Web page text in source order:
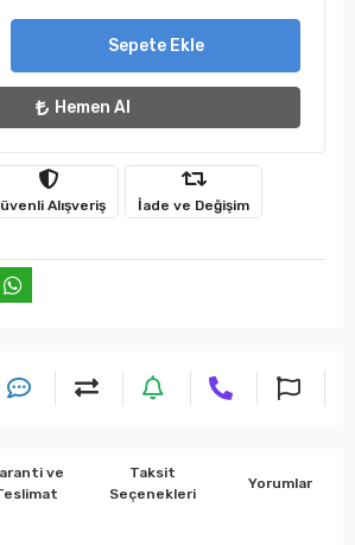
Sepete Ekle
Hemen Al
Alışveriş İade ve Değişim
ve
Taksit
Seçenekleri
Yorumlar